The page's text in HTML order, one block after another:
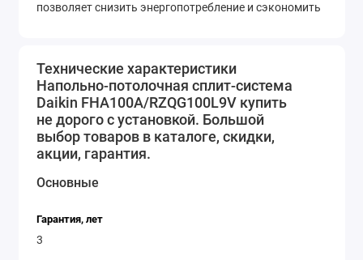
позволяет снизить энергопотребление и сэкономить
дополнительных функций, таких как автоматический
режим работы, таймер и функцию "сон". Благодаря
этим функциям, вы сможете настроить работу сплит-
системы под свои потребности и получить
максимальный комфорт в любое время суток.
Купить Daikin FHA100A/RZQG100L9V – значит
Технические характеристики
Напольно-потолочная сплит-система
Daikin FHA100A/RZQG100L9V купить
не дорого с установкой. Большой
выбор товаров в каталоге, скидки,
акции, гарантия.
Основные
Гарантия, лет
3